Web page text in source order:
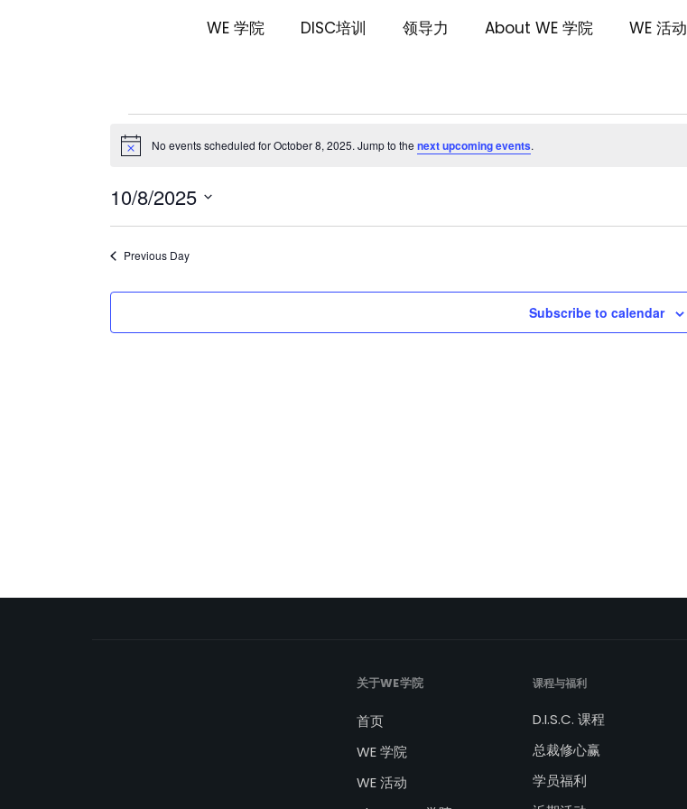
WE 学院 DISC培训 领导力 About WE 学院 WE 活动
Events
for
October
8,
2025
Notice No events scheduled for October 8, 2025. Jump to the next upcoming events.
10/8/2025
Select
Previous Day
Subscribe to calendar
关于WE学院
首页
WE 学院
WE 活动
课程与福利
D.I.S.C. 课程
总裁修心赢
学员福利